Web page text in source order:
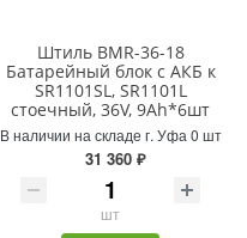
Штиль BMR-36-18
Батарейный блок с АКБ к
SR1101SL, SR1101L
стоечный, 36V, 9Ah*6шт
В наличии на складе г. Уфа 0 шт
31 360 ₽
шт